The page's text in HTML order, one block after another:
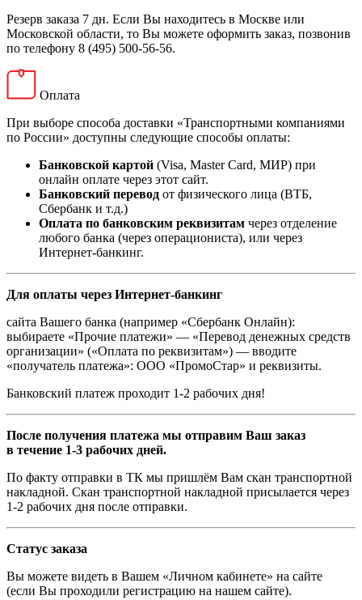
Резерв заказа 7 дн. Если Вы находитесь в Москве или
Московской области, то Вы можете оформить заказ, позвонив
по телефону 8 (495) 500-56-56.
Оплата
При выборе способа доставки «Транспортными компаниями
по России» доступны следующие способы оплаты:
Банковской картой (Visa, Master Card, МИР) при
онлайн оплате через этот сайт.
Банковский перевод от физического лица (ВТБ,
Сбербанк и т.д.)
Оплата по банковским реквизитам через отделение
любого банка (через операциониста), или через
Интернет-банкинг.
Для оплаты через Интернет-банкинг
сайта Вашего банка (например «Сбербанк Онлайн):
выбираете «Прочие платежи» — «Перевод денежных средств
организации» («Оплата по реквизитам») — вводите
«получатель платежа»: ООО «ПромоСтар» и реквизиты.
Банковский платеж проходит 1-2 рабочих дня!
После получения платежа мы отправим Ваш заказ
в течение 1-3 рабочих дней.
По факту отправки в ТК мы пришлём Вам скан транспортной
накладной. Скан транспортной накладной присылается через
1-2 рабочих дня после отправки.
Статус заказа
Вы можете видеть в Вашем «Личном кабинете» на сайте
(если Вы проходили регистрацию на нашем сайте).